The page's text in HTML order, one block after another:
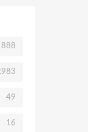
49
16